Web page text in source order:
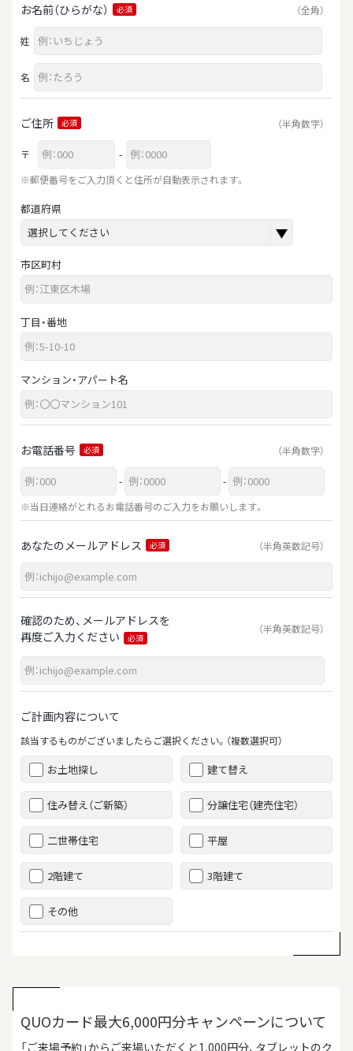
お名前（ひらがな） 必須 （全角）
姓
名
ご住所 必須 （半角数字）
〒
-
※郵便番号をご入力頂くと住所が自動表示されます。
都道府県
市区町村
丁目・番地
マンション・アパート名
お電話番号 必須 （半角数字）
-
-
※当日連絡がとれるお電話番号のご入力をお願いします。
あなたのメールアドレス 必須 （半角英数記号）
確認のため、メールアドレスを
再度ご入力ください
必須
（半角英数記号）
ご計画内容について
該当するものがございましたらご選択ください。（複数選択可）
お土地探し 建て替え
住み替え（ご新築） 分譲住宅（建売住宅）
二世帯住宅 平屋
2階建て 3階建て
その他
QUOカード最大6,000円分キャンペーンについて
「ご来場予約」からご来場いただくと1,000円分、タブレットのク